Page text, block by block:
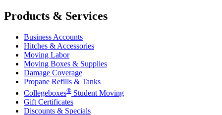
Products & Services
Business Accounts
Hitches & Accessories
Moving Labor
Moving Boxes & Supplies
Damage Coverage
Propane Refills & Tanks
Collegeboxes® Student Moving
Gift Certificates
Discounts & Specials